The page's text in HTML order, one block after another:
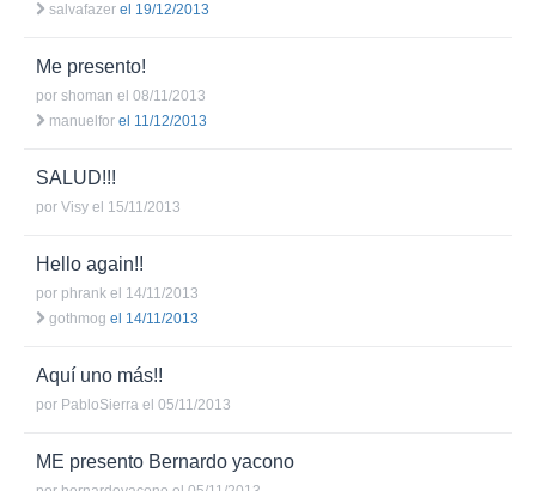
salvafazer el 19/12/2013
Me presento!
por shoman el 08/11/2013
manuelfor el 11/12/2013
SALUD!!!
por Visy el 15/11/2013
Hello again!!
por phrank el 14/11/2013
gothmog el 14/11/2013
Aquí uno más!!
por PabloSierra el 05/11/2013
ME presento Bernardo yacono